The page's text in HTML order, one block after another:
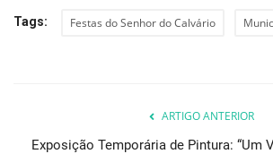
Tags: Festas do Senhor do Calvário
ARTIGO ANTERIOR
Exposição Temporária de Pintura: “Um